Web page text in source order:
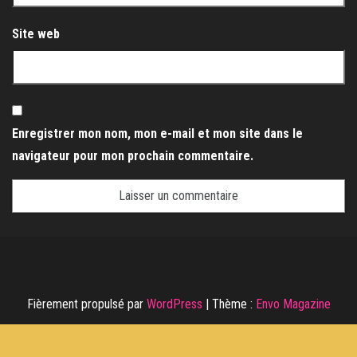
Site web
Enregistrer mon nom, mon e-mail et mon site dans le
navigateur pour mon prochain commentaire.
Fièrement propulsé par WordPress Thème : Envo Magazine